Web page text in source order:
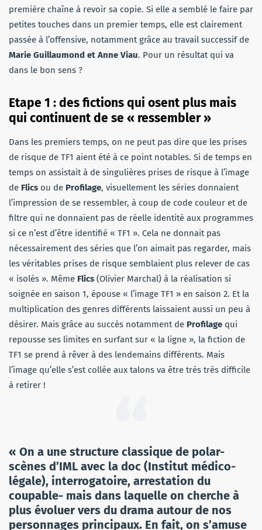
première chaîne à revoir sa copie. Si elle a semblé le faire par
petites touches dans un premier temps, elle est clairement
passée à l’offensive, notamment grâce au travail successif de
Marie Guillaumond et Anne Viau. Pour un résultat qui va
dans le bon sens ?
Etape 1 : des fictions qui osent plus mais
qui continuent de se « ressembler »
Dans les premiers temps, on ne peut pas dire que les prises
de risque de TF1 aient été à ce point notables. Si de temps en
temps on assistait à de singulières prises de risque à l’image
de Flics ou de Profilage, visuellement les séries donnaient
l’impression de se ressembler, à coup de code couleur et de
filtre qui ne donnaient pas de réelle identité aux programmes
si ce n’est d’être identifié « TF1 ». Cela ne donnait pas
nécessairement des séries que l’on aimait pas regarder, mais
les véritables prises de risque semblaient plus relever de cas
« isolés ». Même Flics (Olivier Marchal) à la réalisation si
soignée en saison 1, épouse « l’image TF1 » en saison 2. Et la
multiplication des genres différents laissaient aussi un peu à
désirer. Mais grâce au succès notamment de Profilage qui
repousse ses limites en surfant sur « la ligne », la fiction de
TF1 se prend à rêver à des lendemains différents. Mais
l’image qu’elle s’est collée aux talons va être très très difficile
à retirer !
« On a une structure classique de polar-
scènes d’IML avec la doc (Institut médico-
légale), interrogatoire, arrestation du
coupable- mais dans laquelle on cherche à
plus évoluer vers du drama autour de nos
personnages principaux. En fait, on s’amuse